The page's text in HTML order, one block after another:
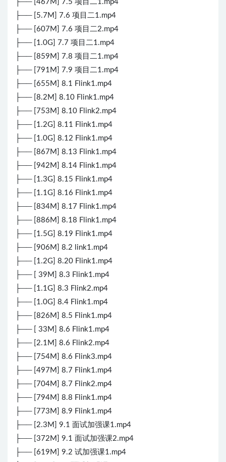
├── [467M] 7.5 项目二1.mp4
├── [5.7M] 7.6 项目二1.mp4
├── [607M] 7.6 项目二2.mp4
├── [1.0G] 7.7 项目二1.mp4
├── [859M] 7.8 项目二1.mp4
├── [791M] 7.9 项目二1.mp4
├── [655M] 8.1 Flink1.mp4
├── [8.2M] 8.10 Flink1.mp4
├── [753M] 8.10 Flink2.mp4
├── [1.2G] 8.11 Flink1.mp4
├── [1.0G] 8.12 Flink1.mp4
├── [867M] 8.13 Flink1.mp4
├── [942M] 8.14 Flink1.mp4
├── [1.3G] 8.15 Flink1.mp4
├── [1.1G] 8.16 Flink1.mp4
├── [834M] 8.17 Flink1.mp4
├── [886M] 8.18 Flink1.mp4
├── [1.5G] 8.19 Flink1.mp4
├── [906M] 8.2 link1.mp4
├── [1.2G] 8.20 Flink1.mp4
├── [ 39M] 8.3 Flink1.mp4
├── [1.1G] 8.3 Flink2.mp4
├── [1.0G] 8.4 Flink1.mp4
├── [826M] 8.5 Flink1.mp4
├── [ 33M] 8.6 Flink1.mp4
├── [2.1M] 8.6 Flink2.mp4
├── [754M] 8.6 Flink3.mp4
├── [497M] 8.7 Flink1.mp4
├── [704M] 8.7 Flink2.mp4
├── [794M] 8.8 Flink1.mp4
├── [773M] 8.9 Flink1.mp4
├── [2.3M] 9.1 面试加强课1.mp4
├── [372M] 9.1 面试加强课2.mp4
├── [619M] 9.2 试加强课1.mp4